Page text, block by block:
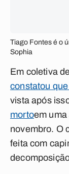
Tiago Fontes é o
Sophia
Em coletiva
constatou
vista após
mortoem
novembro. O
feita com